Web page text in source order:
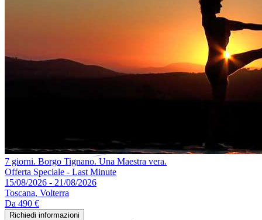
7 giorni. Borgo Tignano. Una Maestra vera.
Offerta Speciale - Last Minute
15/08/2026 - 21/08/2026
Toscana, Volterra
Da 490 €
Richiedi informazioni